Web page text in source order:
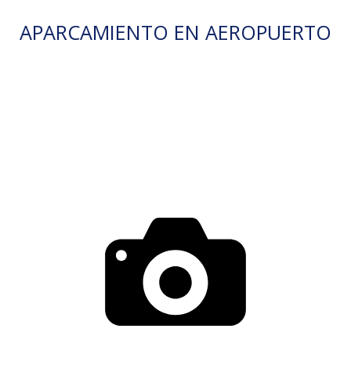
APARCAMIENTO EN AEROPUERTO